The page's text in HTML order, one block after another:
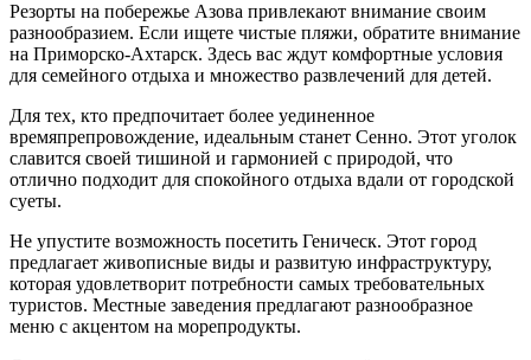
Резорты на побережье Азова привлекают внимание своим
разнообразием. Если ищете чистые пляжи, обратите внимание
на Приморско-Ахтарск. Здесь вас ждут комфортные условия
для семейного отдыха и множество развлечений для детей.
Для тех, кто предпочитает более уединенное
времяпрепровождение, идеальным станет Сенно. Этот уголок
славится своей тишиной и гармонией с природой, что
отлично подходит для спокойного отдыха вдали от городской
суеты.
Не упустите возможность посетить Геническ. Этот город
предлагает живописные виды и развитую инфраструктуру,
которая удовлетворит потребности самых требовательных
туристов. Местные заведения предлагают разнообразное
меню с акцентом на морепродукты.